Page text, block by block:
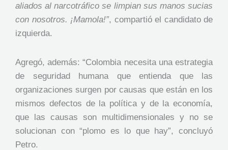
aliados al narcotráfico se limpian sus manos sucias
con nosotros. ¡Mamola!”, compartió el candidato de
izquierda.
Agregó, además: “Colombia necesita una estrategia
de seguridad humana que entienda que las
organizaciones surgen por causas que están en los
mismos defectos de la política y de la economía,
que las causas son multidimensionales y no se
solucionan con “plomo es lo que hay”, concluyó
Petro.